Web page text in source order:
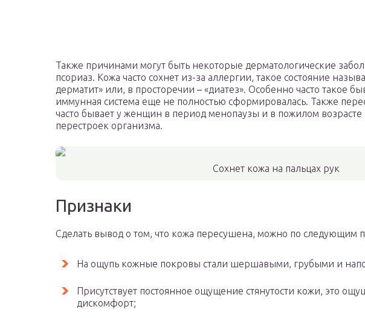
Также причинами могут быть некоторые дерматологические
псориаз. Кожа часто сохнет из-за аллергии, такое состояние
дерматит» или, в просторечии – «диатез». Особенно часто такое
иммунная система еще не полностью сформировалась. Также
часто бывает у женщин в период менопаузы и в пожилом
перестроек организма.
Сохнет кожа на пальцах рук
Признаки
Сделать вывод о том, что кожа пересушена, можно по следующим
На ощупь кожные покровы стали шершавыми, грубыми и
Присутствует постоянное ощущение стянутости кожи, это
дискомфорт;